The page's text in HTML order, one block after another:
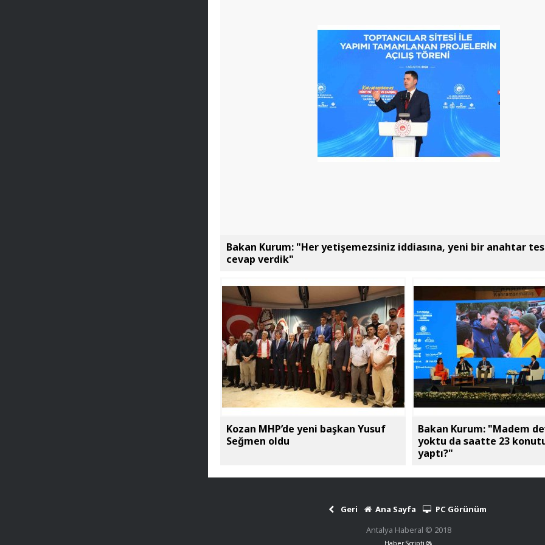
Bakan Kurum: "Her yetişemezsiniz iddiasına, yeni bir anahtar
cevap verdik"
Kozan MHP’de yeni başkan Yusuf
Seğmen oldu
Bakan Kurum: "Madem
yoktu da saatte 23
yaptı?"
Geri Ana Sayfa
PC Görünüm
Antalya Haberal © 2018
Haber Scripti